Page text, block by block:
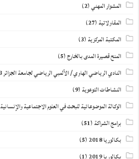
المشوار المهني(2)
المقاولاتية (27)
المكتبة المركزية (3)
المنح قصيرة المدى بالخارج(5)
النادي الرياضي الهاوي / الألمبي الرياضي لجامعة الجزائر 3
النشاطات التوعوية (9)
الوكالة الموضوعاتية للبحث في العلوم الاجتماعية والإنسانية
برامج الشراكة (51)
بكالوريا 2018
(5)